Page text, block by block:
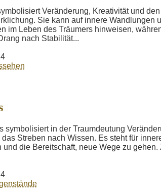
Veränderung, Kreativität und
Sie kann auf innere Wandlungen
im Leben des Träumers hinweisen,
nach Stabilität...
symbolisiert in der Traumdeutung
Streben nach Wissen. Es steht für
und die Bereitschaft, neue Wege zu gehen.